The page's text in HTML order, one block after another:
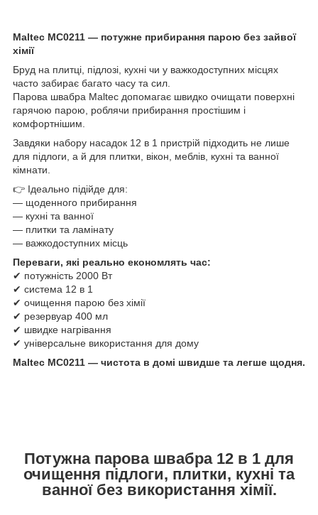
Maltec MC0211 — потужне прибирання парою без зайвої
хімії
Бруд на плитці, підлозі, кухні чи у важкодоступних місцях
часто забирає багато часу та сил.
Парова швабра Maltec допомагає швидко очищати поверхні
гарячою парою, роблячи прибирання простішим і
комфортнішим.
Завдяки набору насадок 12 в 1 пристрій підходить не лише
для підлоги, а й для плитки, вікон, меблів, кухні та ванної
кімнати.
👉 Ідеально підійде для:
— щоденного прибирання
— кухні та ванної
— плитки та ламінату
— важкодоступних місць
Переваги, які реально економлять час:
✔ потужність 2000 Вт
✔ система 12 в 1
✔ очищення парою без хімії
✔ резервуар 400 мл
✔ швидке нагрівання
✔ універсальне використання для дому
Maltec MC0211 — чистота в домі швидше та легше щодня.
Потужна парова швабра 12 в 1 для
очищення підлоги, плитки, кухні та
ванної без використання хімії.